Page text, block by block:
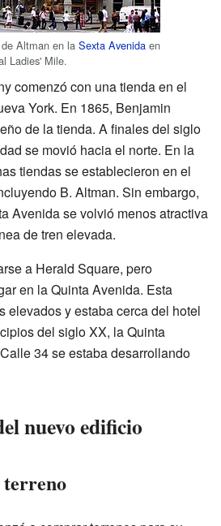
Altman en la Sexta Avenida en
Ladies' Mile.
comenzó con una tienda en el
York. En 1865, Benjamin
de la tienda. A finales del siglo
se movió hacia el norte. En la
tiendas se establecieron en el
B. Altman. Sin embargo,
Avenida se volvió menos atractiva
de tren elevada.
a Herald Square, pero
en la Quinta Avenida. Esta
elevados y estaba cerca del hotel
del siglo XX, la Quinta
34 se estaba desarrollando
nuevo edificio